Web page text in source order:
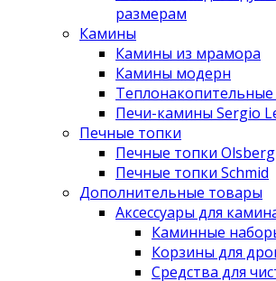
размерам
Камины
Камины из мрамора
Камины модерн
Печи-камины Sergio
Печные топки
Печные топки Olsberg
Печные топки Schmid
Дополнительные товары
Аксессуары для
Каминные
Корзины для
Средства для